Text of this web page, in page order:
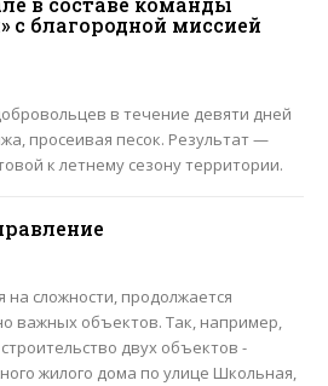
с благородной миссией
в течение девяти дней
просеивая песок. Результат —
к летнему сезону территории.
сложности, продолжается
важных объектов. Так, например,
двух объектов -
жилого дома по улице Школьная,